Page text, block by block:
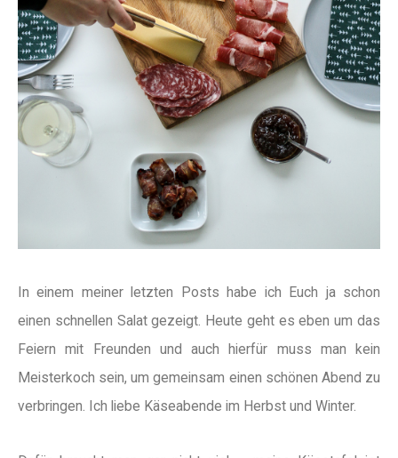
In einem meiner letzten Posts habe ich Euch ja schon
einen schnellen Salat gezeigt. Heute geht es eben um das
Feiern mit Freunden und auch hierfür muss man kein
Meisterkoch sein, um gemeinsam einen schönen Abend zu
verbringen. Ich liebe Käseabende im Herbst und Winter.